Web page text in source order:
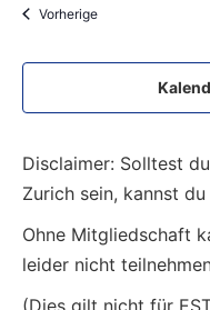
Datum
VorherigeVeranstaltungen
Disclaimer: Solltest
Zurich sein, kannst du
Ohne Mitgliedschaft
leider nicht
(Dies gilt nicht für